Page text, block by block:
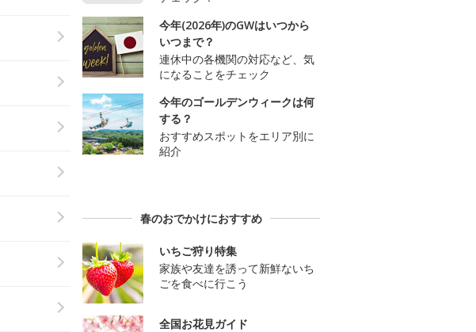
今年(2026年)のGWはいつから
いつまで？
連休中の各機関の対応など、気
になることをチェック
今年のゴールデンウィークは何
する？
おすすめスポットをエリア別に
紹介
春のおでかけにおすすめ
いちご狩り特集
家族や友達を誘って新鮮ないち
ごを食べに行こう
全国お花見ガイド